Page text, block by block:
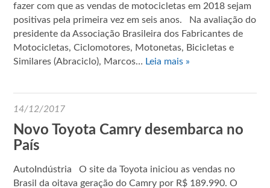
fazer com que as vendas de motocicletas em 2018 sejam
positivas pela primeira vez em seis anos. Na avaliação do
presidente da Associação Brasileira dos Fabricantes de
Motocicletas, Ciclomotores, Motonetas, Bicicletas e
Similares (Abraciclo), Marcos… Leia mais »
14/12/2017
Novo Toyota Camry desembarca no
País
AutoIndústria O site da Toyota iniciou as vendas no
Brasil da oitava geração do Camry por R$ 189.990. O